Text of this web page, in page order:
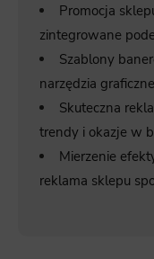
Promocja
zintegrowane
Szablony
narzędzia
Skuteczna
trendy i okazje w
Mierzenie
reklama sklepu